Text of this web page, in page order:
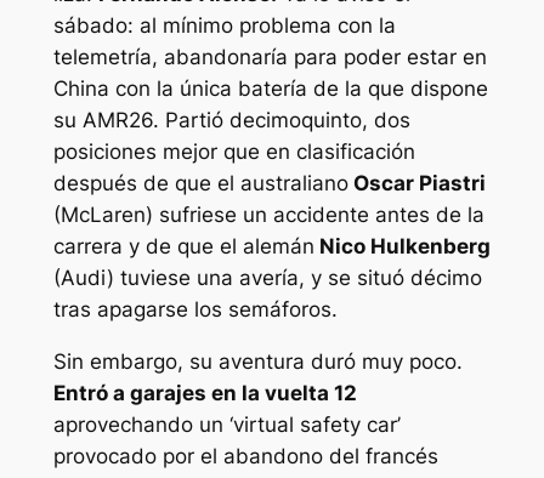
sábado: al mínimo problema con la
telemetría, abandonaría para poder estar en
China con la única batería de la que dispone
su AMR26. Partió decimoquinto, dos
posiciones mejor que en clasificación
después de que el australianoOscar Piastri
(McLaren) sufriese un accidente antes de la
carrera y de que el alemán Nico Hulkenberg
(Audi) tuviese una avería, y se situó décimo
tras apagarse los semáforos.
Sin embargo, su aventura duró muy poco.
Entró a garajes en la vuelta 12
aprovechando un ‘virtual safety car’
provocado por el abandono del francés